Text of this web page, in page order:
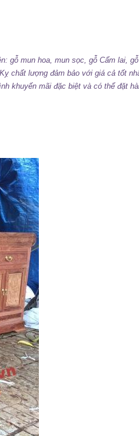
: gỗ mun hoa, mun sọc, gỗ Cẩm lai,
chất lượng đảm bảo với giá cả tốt
khuyến mãi đặc biệt và có thể đặt